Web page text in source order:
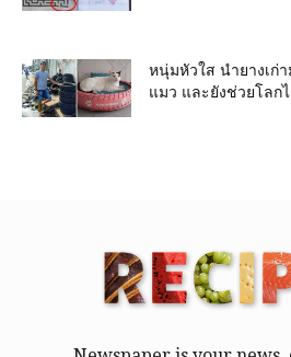
หนุ่มหัวใส นำยางเก่
แมว และยังช่วยโลก